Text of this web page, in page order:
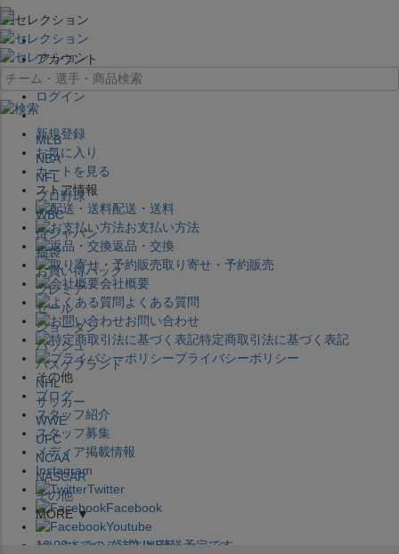
×
アカウント
ログイン
新規登録
お気に入り
カートを見る
ストア情報
配送・送料
お支払い方法
返品・交換
取り寄せ・予約販売
会社概要
よくある質問
お問い合わせ
特定商取引法に基づく表記
プライバシーポリシー
その他
ブログ
スタッフ紹介
スタッフ募集
メディア掲載情報
Instagram
Twitter
Facebook
Youtube
セレクション公式LINE@
MLB
NBA
NFL
プロ野球
WBC
侍ジャパン
福袋
お買い得パック
プレミア
セール
ジョーダン
バッシュ
バスケブランド
NHL
サッカー
WWE
UFC
NCAA
NASCAR
その他
MORE ▼
12:00までのご注文は発送予定です。